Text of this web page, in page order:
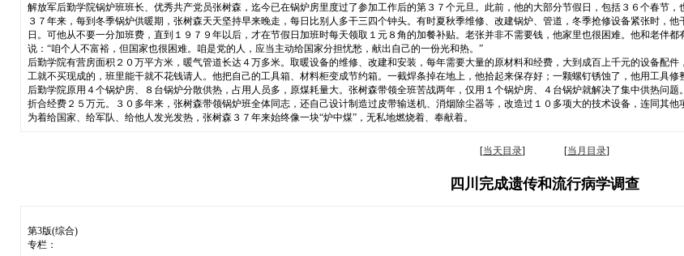
解放军后勤学院锅炉班班长、优秀共产党员张树森，迄今已在锅炉房里度过了参加工作后的第３７个元旦。此前，他的大部分节假日，包括３６个春节，
３７年来，每到冬季锅炉供暖期，张树森天天坚持早来晚走，每日比别人多干三四个钟头。有时夏秋季维修、改建锅炉、管道，冬季抢修设备紧张时，
日。可他从不要一分加班费，直到１９７９年以后，才在节假日加班时每天领取１元８角的加餐补贴。老张并非不需要钱，他家里也很困难。他和老伴
说：“咱个人不富裕，但国家也很困难。咱是党的人，应当主动给国家分担忧愁，献出自己的一份光和热。”
后勤学院有营房面积２０万平方米，暖气管道长达４万多米。取暖设备的维修、改建和安装，每年需要大量的原材料和经费，大到成百上千元的设备配
工就不买现成的，班里能干就不花钱请人。他把自己的工具箱、材料柜变成节约箱。一截焊条掉在地上，他拾起来保存好；一颗螺钉锈蚀了，他用工具
后勤学院原用４个锅炉房、８台锅炉分散供热，占用人员多，原煤耗量大。张树森带领全班苦战两年，仅用１个锅炉房、４台锅炉就解决了集中供热问
折合经费２５万元。３０多年来，张树森带领锅炉班全体同志，还自己设计制造过皮带输送机、消烟除尘器等，改造过１０多项大的技术设备，连同其他
为着给国家、给军队、给他人发光发热，张树森３７年来始终像一块“炉中煤”，无私地燃烧着、奉献着。
[当天目录] [当月目录]
四川完成遗传和流行病学调查
第3版(综合)
专栏：